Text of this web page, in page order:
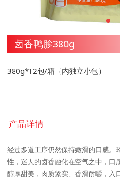
卤香鸭胗380g
380g*12包/箱（内独立小包）
产品详情
经过多道工序仍然保持嫩滑的口感。
性，迷人的卤香融化在空气之中，口
醇厚甜美，肉质紧实、香滑耐嚼，入